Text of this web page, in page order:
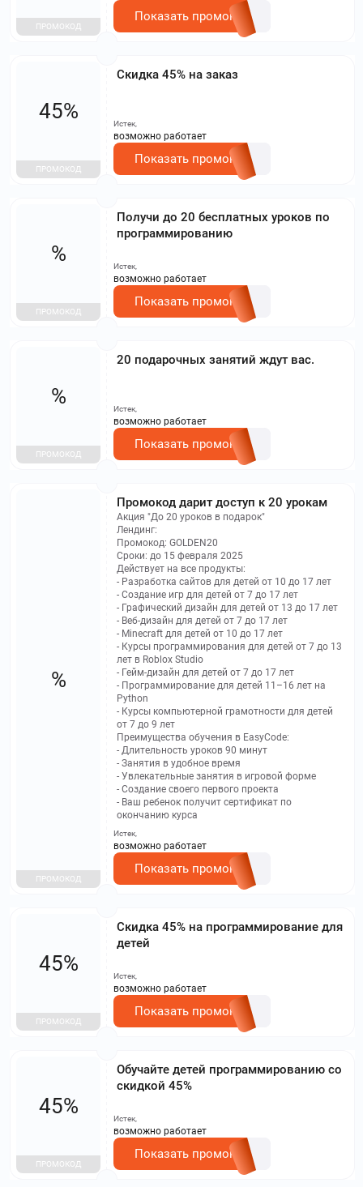
ПРОМОКОД
Показать промокод
Скидка 45% на заказ
45%
ПРОМОКОД
Истек,
возможно работает
Показать промокод
Получи до 20 бесплатных уроков по
программированию
%
ПРОМОКОД
Истек,
возможно работает
Показать промокод
20 подарочных занятий ждут вас.
%
ПРОМОКОД
Истек,
возможно работает
Показать промокод
Промокод дарит доступ к 20 урокам
Акция "До 20 уроков в подарок"
Лендинг:
Промокод: GOLDEN20
Сроки: до 15 февраля 2025
Действует на все продукты:
- Разработка сайтов для детей от 10 до 17 лет
- Создание игр для детей от 7 до 17 лет
- Графический дизайн для детей от 13 до 17 лет
- Веб-дизайн для детей от 7 до 17 лет
- Minecraft для детей от 10 до 17 лет
- Курсы программирования для детей от 7 до 13
лет в Roblox Studio
- Гейм-дизайн для детей от 7 до 17 лет
- Программирование для детей 11–16 лет на
Python
- Курсы компьютерной грамотности для детей
от 7 до 9 лет
Преимущества обучения в EasyCode:
- Длительность уроков 90 минут
- Занятия в удобное время
- Увлекательные занятия в игровой форме
- Создание своего первого проекта
- Ваш ребенок получит сертификат по
окончанию курса
%
ПРОМОКОД
Истек,
возможно работает
Показать промокод
Cкидка 45% на программирование для
детей
45%
ПРОМОКОД
Истек,
возможно работает
Показать промокод
Обучайте детей программированию со
скидкой 45%
45%
ПРОМОКОД
Истек,
возможно работает
Показать промокод